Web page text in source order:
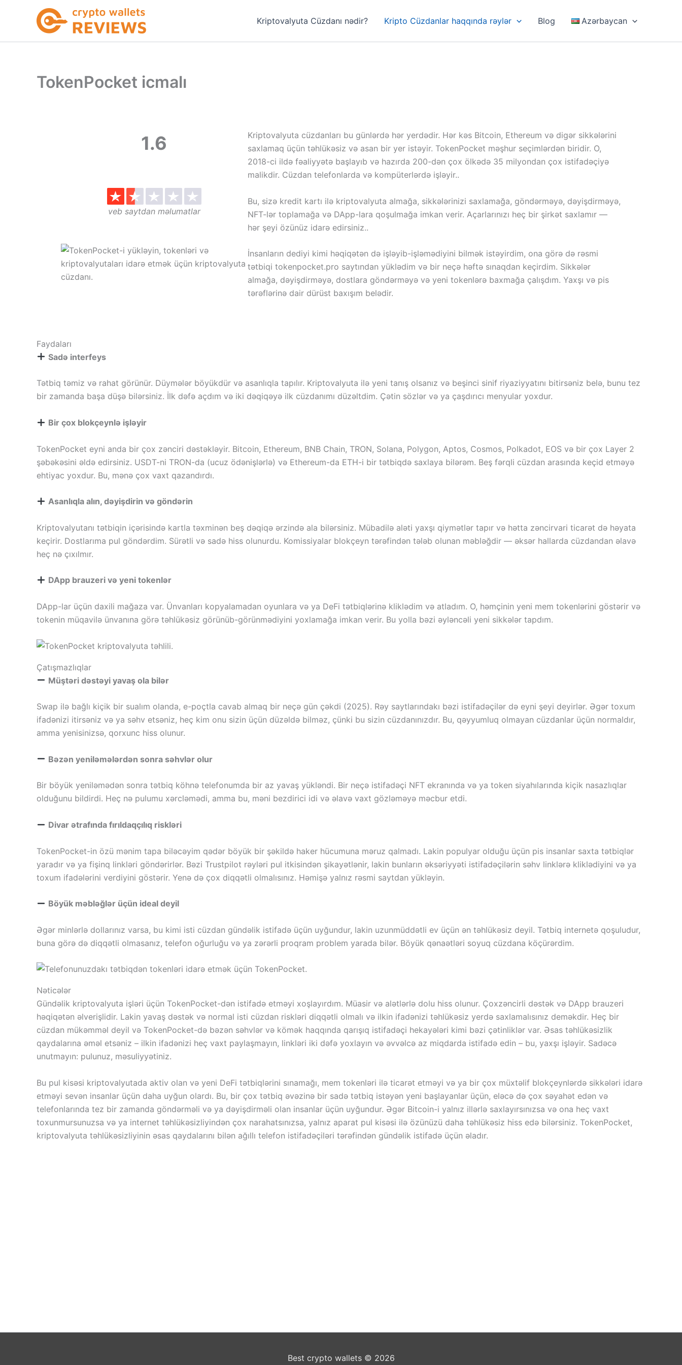
Kriptovalyuta Cüzdanı nədir? Kripto Cüzdanlar haqqında rəylər Blog Azərbaycan
TokenPocket icmalı
1.6
veb saytdan məlumatlar
Kriptovalyuta cüzdanları bu günlərdə hər yerdədir. Hər kəs Bitcoin, Ethereum və digər sikkələrini
saxlamaq üçün təhlükəsiz və asan bir yer istəyir. TokenPocket məşhur seçimlərdən biridir. O,
2018-ci ildə fəaliyyətə başlayıb və hazırda 200-dən çox ölkədə 35 milyondan çox istifadəçiyə
malikdir. Cüzdan telefonlarda və kompüterlərdə işləyir..
Bu, sizə kredit kartı ilə kriptovalyuta almağa, sikkələrinizi saxlamağa, göndərməyə, dəyişdirməyə,
NFT-lər toplamağa və DApp-lara qoşulmağa imkan verir. Açarlarınızı heç bir şirkət saxlamır —
hər şeyi özünüz idarə edirsiniz..
İnsanların dediyi kimi həqiqətən də işləyib-işləmədiyini bilmək istəyirdim, ona görə də rəsmi
tətbiqi tokenpocket.pro saytından yüklədim və bir neçə həftə sınaqdan keçirdim. Sikkələr
almağa, dəyişdirməyə, dostlara göndərməyə və yeni tokenlərə baxmağa çalışdım. Yaxşı və pis
tərəflərinə dair dürüst baxışım belədir.
Faydaları
Sadə interfeys
Tətbiq təmiz və rahat görünür. Düymələr böyükdür və asanlıqla tapılır. Kriptovalyuta ilə yeni tanış olsanız və beşinci sinif riyaziyyatını bitirsəniz belə, bunu tez
bir zamanda başa düşə bilərsiniz. İlk dəfə açdım və iki dəqiqəyə ilk cüzdanımı düzəltdim. Çətin sözlər və ya çaşdırıcı menyular yoxdur.
Bir çox blokçeynlə işləyir
TokenPocket eyni anda bir çox zənciri dəstəkləyir. Bitcoin, Ethereum, BNB Chain, TRON, Solana, Polygon, Aptos, Cosmos, Polkadot, EOS və bir çox Layer 2
şəbəkəsini əldə edirsiniz. USDT-ni TRON-da (ucuz ödənişlərlə) və Ethereum-da ETH-i bir tətbiqdə saxlaya bilərəm. Beş fərqli cüzdan arasında keçid etməyə
ehtiyac yoxdur. Bu, mənə çox vaxt qazandırdı.
Asanlıqla alın, dəyişdirin və göndərin
Kriptovalyutanı tətbiqin içərisində kartla təxminən beş dəqiqə ərzində ala bilərsiniz. Mübadilə aləti yaxşı qiymətlər tapır və hətta zəncirvari ticarət də həyata
keçirir. Dostlarıma pul göndərdim. Sürətli və sadə hiss olunurdu. Komissiyalar blokçeyn tərəfindən tələb olunan məbləğdir — əksər hallarda cüzdandan əlavə
heç nə çıxılmır.
DApp brauzeri və yeni tokenlər
DApp-lar üçün daxili mağaza var. Ünvanları kopyalamadan oyunlara və ya DeFi tətbiqlərinə kliklədim və atladım. O, həmçinin yeni mem tokenlərini göstərir və
tokenin müqavilə ünvanına görə təhlükəsiz görünüb-görünmədiyini yoxlamağa imkan verir. Bu yolla bəzi əyləncəli yeni sikkələr tapdım.
Çatışmazlıqlar
Müştəri dəstəyi yavaş ola bilər
Swap ilə bağlı kiçik bir sualım olanda, e-poçtla cavab almaq bir neçə gün çəkdi (2025). Rəy saytlarındakı bəzi istifadəçilər də eyni şeyi deyirlər. Əgər toxum
ifadənizi itirsəniz və ya səhv etsəniz, heç kim onu ​​​​sizin üçün düzəldə bilməz, çünki bu sizin cüzdanınızdır. Bu, qəyyumluq olmayan cüzdanlar üçün normaldır,
amma yenisinizsə, qorxunc hiss olunur.
Bəzən yeniləmələrdən sonra səhvlər olur
Bir böyük yeniləmədən sonra tətbiq köhnə telefonumda bir az yavaş yükləndi. Bir neçə istifadəçi NFT ekranında və ya token siyahılarında kiçik nasazlıqlar
olduğunu bildirdi. Heç nə pulumu xərcləmədi, amma bu, məni bezdirici idi və əlavə vaxt gözləməyə məcbur etdi.
Divar ətrafında fırıldaqçılıq riskləri
TokenPocket-in özü mənim tapa biləcəyim qədər böyük bir şəkildə haker hücumuna məruz qalmadı. Lakin populyar olduğu üçün pis insanlar saxta tətbiqlər
yaradır və ya fişinq linkləri göndərirlər. Bəzi Trustpilot rəyləri pul itkisindən şikayətlənir, lakin bunların əksəriyyəti istifadəçilərin səhv linklərə kliklədiyini və ya
toxum ifadələrini verdiyini göstərir. Yenə də çox diqqətli olmalısınız. Həmişə yalnız rəsmi saytdan yükləyin.
Böyük məbləğlər üçün ideal deyil
Əgər minlərlə dollarınız varsa, bu kimi isti cüzdan gündəlik istifadə üçün uyğundur, lakin uzunmüddətli ev üçün ən təhlükəsiz deyil. Tətbiq internetə qoşuludur,
buna görə də diqqətli olmasanız, telefon oğurluğu və ya zərərli proqram problem yarada bilər. Böyük qənaətləri soyuq cüzdana köçürərdim.
Nəticələr
Gündəlik kriptovalyuta işləri üçün TokenPocket-dən istifadə etməyi xoşlayırdım. Müasir və alətlərlə dolu hiss olunur. Çoxzəncirli dəstək və DApp brauzeri
həqiqətən əlverişlidir. Lakin yavaş dəstək və normal isti cüzdan riskləri diqqətli olmalı və ilkin ifadənizi təhlükəsiz yerdə saxlamalısınız deməkdir. Heç bir
cüzdan mükəmməl deyil və TokenPocket-də bəzən səhvlər və kömək haqqında qarışıq istifadəçi hekayələri kimi bəzi çətinliklər var. Əsas təhlükəsizlik
qaydalarına əməl etsəniz – ilkin ifadənizi heç vaxt paylaşmayın, linkləri iki dəfə yoxlayın və əvvəlcə az miqdarda istifadə edin – bu, yaxşı işləyir. Sadəcə
unutmayın: pulunuz, məsuliyyətiniz.
Bu pul kisəsi kriptovalyutada aktiv olan və yeni DeFi tətbiqlərini sınamağı, mem tokenləri ilə ticarət etməyi və ya bir çox müxtəlif blokçeynlərdə sikkələri idarə
etməyi sevən insanlar üçün daha uyğun olardı. Bu, bir çox tətbiq əvəzinə bir sadə tətbiq istəyən yeni başlayanlar üçün, eləcə də çox səyahət edən və
telefonlarında tez bir zamanda göndərməli və ya dəyişdirməli olan insanlar üçün uyğundur. Əgər Bitcoin-i yalnız illərlə saxlayırsınızsa və ona heç vaxt
toxunmursunuzsa və ya internet təhlükəsizliyindən çox narahatsınızsa, yalnız aparat pul kisəsi ilə özünüzü daha təhlükəsiz hiss edə bilərsiniz. TokenPocket,
kriptovalyuta təhlükəsizliyinin əsas qaydalarını bilən ağıllı telefon istifadəçiləri tərəfindən gündəlik istifadə üçün əladır.
Best crypto wallets © 2026